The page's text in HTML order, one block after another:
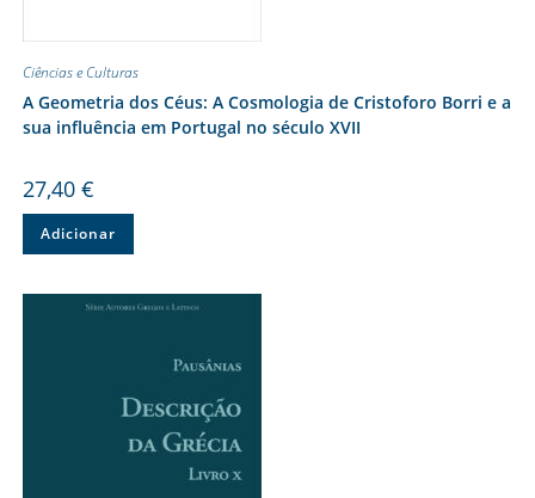
Ciências e Culturas
A Geometria dos Céus: A Cosmologia de Cristoforo Borri e a
sua influência em Portugal no século XVII
27,40 €
Adicionar